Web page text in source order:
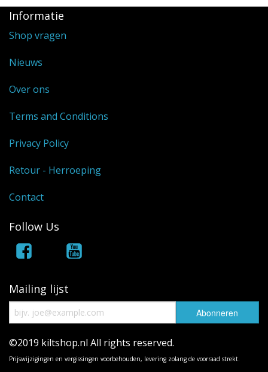
Informatie
Shop vragen
Nieuws
Over ons
Terms and Conditions
Privacy Policy
Retour - Herroeping
Contact
Follow Us
Mailing lijst
©2019 kiltshop.nl All rights reserved.
Prijswijzigingen en vergissingen voorbehouden, levering zolang de voorraad strekt.